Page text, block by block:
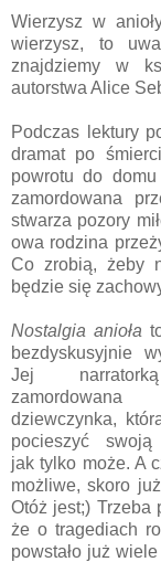
Wierzysz w
wierzysz, to
znajdziemy w
autorstwa Alice
Podczas lektury
dramat po
powrotu do
zamordowana
stwarza pozory
owa rodzina
Co zrobią, żeby
będzie się
Nostalgia anioła
bezdyskusyjnie
Jej
zamordowana
dziewczynka,
pocieszyć swoją
jak tylko może. A
możliwe, skoro
Otóż jest;) Trzeba
że o tragediach
powstało już